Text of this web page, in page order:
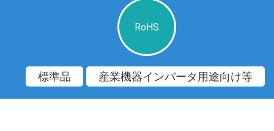
RoHS
標準品 産業機器インバータ用途向け等